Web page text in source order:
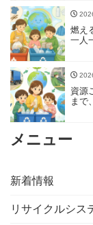
燃え
一人
資源
まで
メニュー
新着情報
リサイクルシス